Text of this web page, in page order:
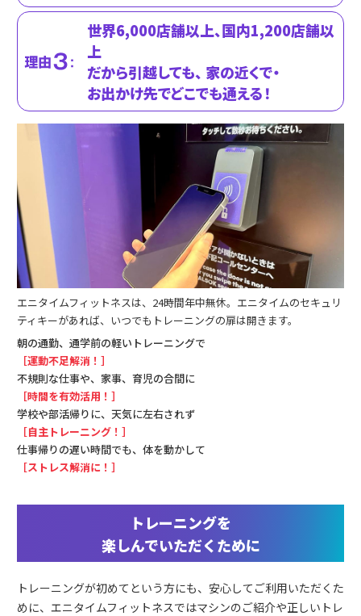
世界6,000店舗以上、国内1,200店舗以
上
だから引越しても、 家の近くで・
お出かけ先でどこでも通える！
エニタイムフィットネスは、24時間年中無休。エニタイムのセキュリ
ティキーがあれば、いつでもトレーニングの扉は開きます。
朝の通勤、通学前の軽いトレーニングで
［運動不足解消！］
不規則な仕事や、家事、育児の合間に
［時間を有効活用！］
学校や部活帰りに、天気に左右されず
［自主トレーニング！］
仕事帰りの遅い時間でも、体を動かして
［ストレス解消に！］
トレーニングを
楽しんでいただくために
トレーニングが初めてという方にも、安心してご利用いただくた
めに、エニタイムフィットネスではマシンのご紹介や正しいトレ